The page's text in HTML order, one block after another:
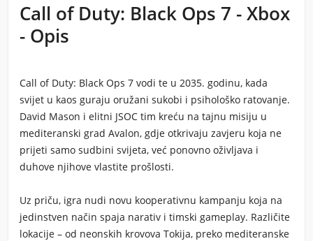
Call of Duty: Black Ops 7 - Xbox
- Opis
Call of Duty: Black Ops 7 vodi te u 2035. godinu, kada
svijet u kaos guraju oružani sukobi i psihološko ratovanje.
David Mason i elitni JSOC tim kreću na tajnu misiju u
mediteranski grad Avalon, gdje otkrivaju zavjeru koja ne
prijeti samo sudbini svijeta, već ponovno oživljava i
duhove njihove vlastite prošlosti.
Uz priču, igra nudi novu kooperativnu kampanju koja na
jedinstven način spaja narativ i timski gameplay. Različite
lokacije – od neonskih krovova Tokija, preko mediteranske